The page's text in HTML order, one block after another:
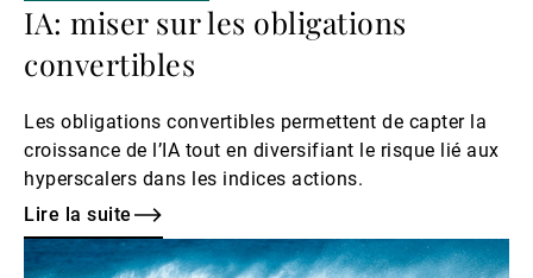
IA: miser sur les obligations
convertibles
Les obligations convertibles permettent de capter la
croissance de l’IA tout en diversifiant le risque lié aux
hyperscalers dans les indices actions.
Lire la suite
Lire